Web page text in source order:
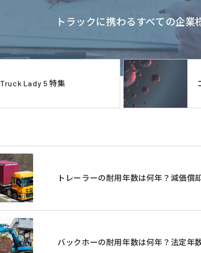
トラックに携わるすべての企
Truck Lady 5 特集
トレーラーの耐用年数は何年？減価償
バックホーの耐用年数は何年？法定年